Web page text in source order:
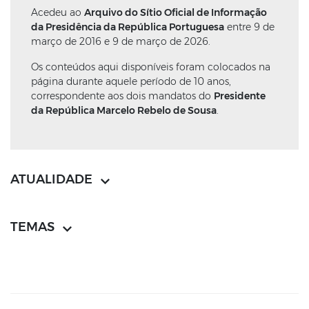
Acedeu ao Arquivo do Sítio Oficial de Informação
da Presidência da República Portuguesa entre 9 de
março de 2016 e 9 de março de 2026.
Os conteúdos aqui disponíveis foram colocados na
página durante aquele período de 10 anos,
correspondente aos dois mandatos do Presidente
da República Marcelo Rebelo de Sousa
ATUALIDADE
TEMAS